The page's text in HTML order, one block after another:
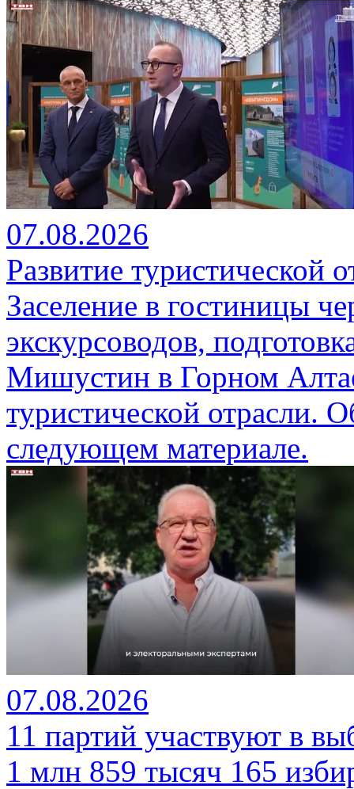
07.08.2026
Развитие туристической
Заселение в гостиницы
экскурсоводов,
Мишустин в Горном
туристической отрасли.
следующем материале.
07.08.2026
11 партий участвуют в
1 млн 859 тысяч 165